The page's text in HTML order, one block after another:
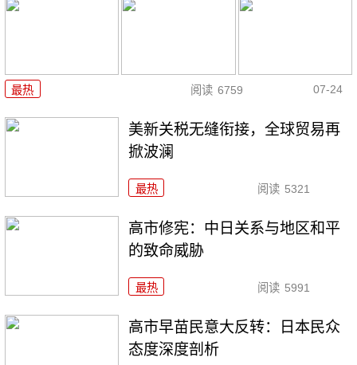
最热 阅读 6759 07-24
美新关税无缝衔接，全球贸易再
掀波澜
最热 阅读 5321
高市修宪：中日关系与地区和平
的致命威胁
最热 阅读 5991
高市早苗民意大反转：日本民众
态度深度剖析